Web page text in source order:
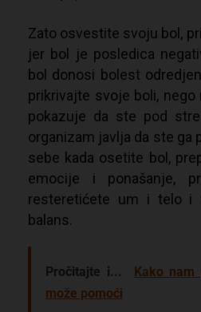
Zato osvestite svoju bol,
jer bol je posledica
bol donosi bolest
prikrivajte svoje boli,
pokazuje da ste pod
organizam javlja da ste ga
sebe kada osetite bol,
emocije i ponašanje,
resteretićete um i telo i
balans.
Pročitajte i...
Kako nam
može pomoći